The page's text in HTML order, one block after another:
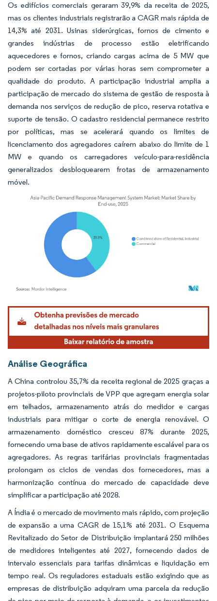
Os edifícios comerciais geraram 39,9% da receita de 2025,
mas os clientes industriais registrarão a CAGR mais rápida de
14,3% até 2031. Usinas siderúrgicas, fornos de cimento e
grandes indústrias de processo estão eletrificando
aquecedores e fornos, criando cargas acima de 5 MW que
podem ser cortadas por várias horas sem comprometer a
qualidade do produto. A participação industrial amplia a
participação de mercado do sistema de gestão de resposta à
demanda nos serviços de redução de pico, reserva rotativa e
suporte de tensão. O cadastro residencial permanece restrito
por políticas, mas se acelerará quando os limites de
licenciamento dos agregadores caírem abaixo do limite de 1
MW e quando os carregadores veículo-para-residência
generalizados desbloquearem frotas de armazenamento
móvel.
Imagem © Mordor Intelligence. O reuso requer atribuição conforme CC BY 4.0.
Análise Geográfica
A China controlou 35,7% da receita regional de 2025 graças a
projetos-piloto provinciais de VPP que agregam energia solar
em telhados, armazenamento atrás do medidor e cargas
industriais para mitigar o corte de energia renovável. O
armazenamento doméstico cresceu 87% durante 2025,
fornecendo uma base de ativos rapidamente escalável para os
agregadores. As regras tarifárias provinciais fragmentadas
prolongam os ciclos de vendas dos fornecedores, mas a
harmonização contínua do mercado de capacidade deve
simplificar a participação até 2028.
A Índia é o mercado de movimento mais rápido, com projeção
de expansão a uma CAGR de 15,1% até 2031. O Esquema
Revitalizado do Setor de Distribuição implantará 250 milhões
de medidores inteligentes até 2027, fornecendo dados de
intervalo essenciais para tarifas dinâmicas e liquidação em
tempo real. Os reguladores estaduais estão exigindo que as
empresas de distribuição adquiram uma parcela da redução